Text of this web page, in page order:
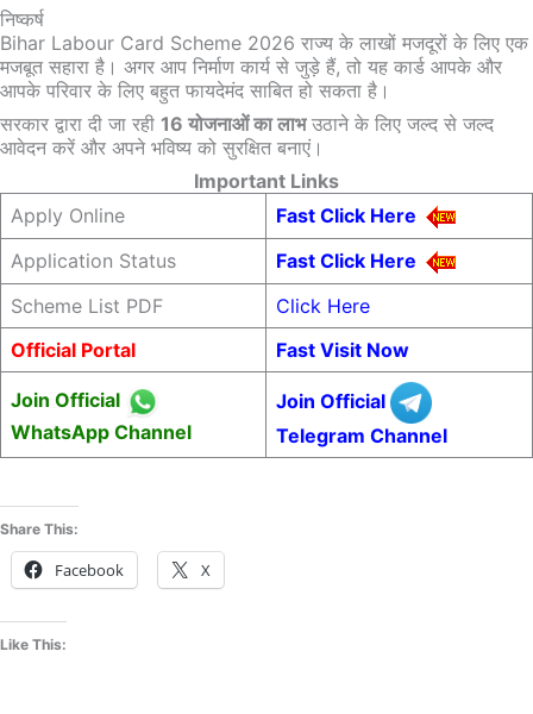
निष्कर्ष
Bihar Labour Card Scheme 2026 राज्य के लाखों मजदूरों के लिए एक
मजबूत सहारा है। अगर आप निर्माण कार्य से जुड़े हैं, तो यह कार्ड आपके और
आपके परिवार के लिए बहुत फायदेमंद साबित हो सकता है।
सरकार द्वारा दी जा रही 16 योजनाओं का लाभउठाने के लिए जल्द से जल्द
आवेदन करें और अपने भविष्य को सुरक्षित बनाएं।
Important Links
Apply Online
Fast Click Here
Application Status
Fast Click Here
Scheme List PDF
Click Here
Official Portal
Fast Visit Now
Join Official
WhatsApp Channel
Join Official
Telegram Channel
Share This:
Facebook X
Like This: